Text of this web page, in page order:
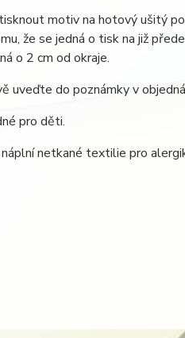
motiv na hotový ušitý
že se jedná o tisk na již
o 2 cm od okraje.
uveďte do poznámky v
pro děti.
netkané textilie pro